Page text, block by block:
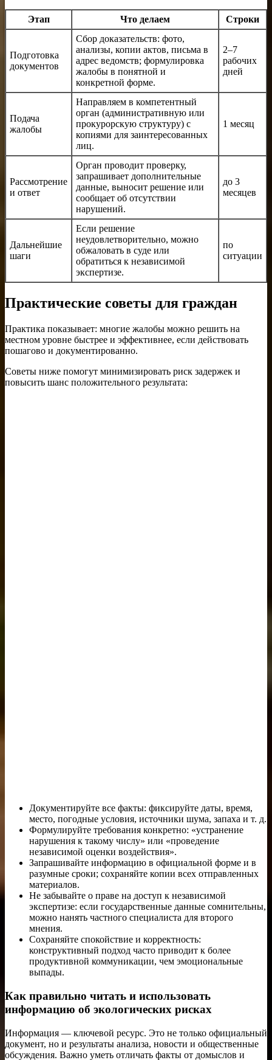
Этап Что делаем Строки
Подготовка
документов
Сбор доказательств: фото,
анализы, копии актов, письма в
адрес ведомств; формулировка
жалобы в понятной и
конкретной форме.
2–7
рабочих
дней
Подача
жалобы
Направляем в компетентный
орган (административную или
прокурорскую структуру) с
копиями для заинтересованных
лиц.
1 месяц
Рассмотрение
и ответ
Орган проводит проверку,
запрашивает дополнительные
данные, выносит решение или
сообщает об отсутствии
нарушений.
до 3
месяцев
Дальнейшие
шаги
Если решение
неудовлетворительно, можно
обжаловать в суде или
обратиться к независимой
экспертизе.
по
ситуации
Практические советы для граждан
Практика показывает: многие жалобы можно решить на
местном уровне быстрее и эффективнее, если действовать
пошагово и документированно.
Советы ниже помогут минимизировать риск задержек и
повысить шанс положительного результата:
Документируйте все факты: фиксируйте даты, время,
место, погодные условия, источники шума, запаха и т. д.
Формулируйте требования конкретно: «устранение
нарушения к такому числу» или «проведение
независимой оценки воздействия».
Запрашивайте информацию в официальной форме и в
разумные сроки; сохраняйте копии всех отправленных
материалов.
Не забывайте о праве на доступ к независимой
экспертизе: если государственные данные сомнительны,
можно нанять частного специалиста для второго
мнения.
Сохраняйте спокойствие и корректность:
конструктивный подход часто приводит к более
продуктивной коммуникации, чем эмоциональные
выпады.
Как правильно читать и использовать
информацию об экологических рисках
Информация — ключевой ресурс. Это не только официальный
документ, но и результаты анализа, новости и общественные
обсуждения. Важно уметь отличать факты от домыслов и